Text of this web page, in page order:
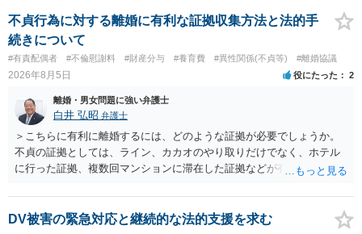
不貞行為に対する離婚に有利な証拠収集方法と法的手
続きについて
#有責配偶者 #不倫慰謝料 #財産分与 #養育費 #異性関係(不貞等) #離婚協議
2026年8月5日 役にたった 2
離婚・男女問題に強い弁護士
白井 弘昭 弁護士
＞こちらに有利に離婚するには、どのような証拠が必要でしょうか。
不貞の証拠としては、ライン、カカオのやり取りだけでなく、ホテル
に行った証拠、複数回マンションに滞在した証拠などが有効です。 不
婚する、慰謝料をとるなど）ことができると思われます。 ただし、不
貞発覚後、長期間同居を続けると、不貞を許したとの評価につながる
DV被害の緊急対応と継続的な法的支援を求む